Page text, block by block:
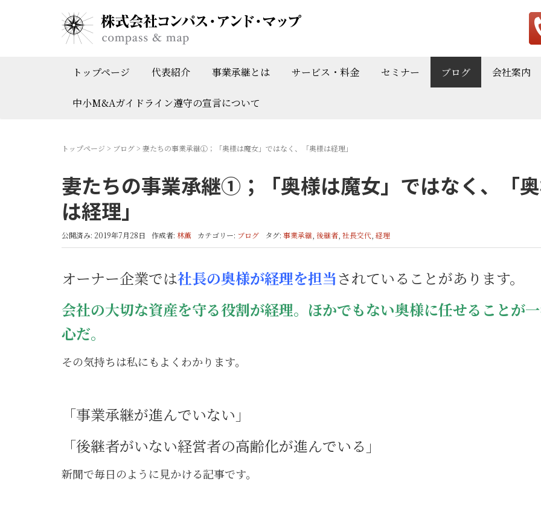
トップページ 代表紹介 事業承継とは サービス・料金 セミナー ブログ 会社案内
中小M&Aガイドライン遵守の宣言について
トップページ > ブログ> 妻たちの事業承継①；「奥様は魔女」ではなく、「奥様は経理」
妻たちの事業承継①；「奥様は魔女」ではなく、「
は経理」
公開済み: 2019年7月28日 作成者: 林薫 カテゴリー: ブログ タグ: 事業承継 後継者 社長交代 経理
オーナー企業では社長の奥様が経理を担当されていることがあります。
会社の大切な資産を守る役割が経理。ほかでもない奥様に任せることが
心だ。
その気持ちは私にもよくわかります。
「事業承継が進んでいない」
「後継者がいない経営者の高齢化が進んでいる」
新聞で毎日のように見かける記事です。